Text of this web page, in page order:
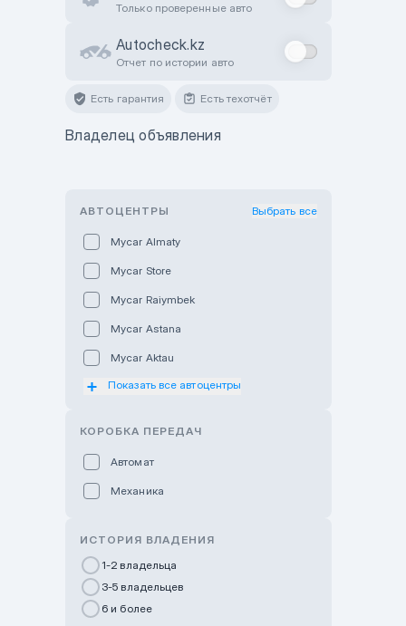
Только проверенные авто
Autocheck.kz
Отчет по истории авто
Есть гарантия Есть техотчёт
Владелец объявления
АВТОЦЕНТРЫ Выбрать все
Mycar Almaty
Mycar Store
Mycar Raiymbek
Mycar Astana
Mycar Aktau
Mycar Uralsk
GWM Nurly Zhol
Chery Astana
Показать все автоцентры
КОРОБКА ПЕРЕДАЧ
Автомат
Механика
ИСТОРИЯ ВЛАДЕНИЯ
1-2 владельца
3-5 владельцев
6 и более